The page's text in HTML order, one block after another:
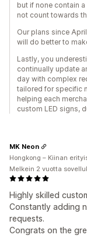
but if none contain
not count towards
Our plans since
will do better to
Lastly, you
continually update
day with complex
tailored for specific
helping each
custom LED signs,
Highly skilled
Constantly adding
requests.
Congrats on the
MK Neon
Hongkong – Kiinan
Melkein 2 vuotta